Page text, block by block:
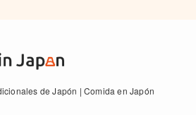
de Japón | Comida en Japón